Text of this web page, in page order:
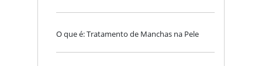
O que é: Tratamento de Manchas na Pele